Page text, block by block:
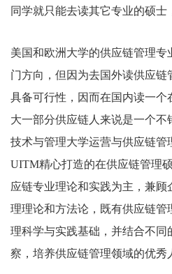
同学就只能去读其它专业的硕士
美国和欧洲大学的供应链管理
门方向，但因为去国外读供应
具备可行性，因而在国内读一个
大一部分供应链人来说是一个
技术与管理大学运营与供应链管
UITM精心打造的在供应链管理
应链专业理论和实践为主，兼
理理论和方法论，既有供应链管
理科学与实践基础，并结合不
察，培养供应链管理领域的优秀